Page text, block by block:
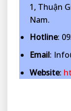
1, Thuận
Nam.
Hotline:
Email:
Website: